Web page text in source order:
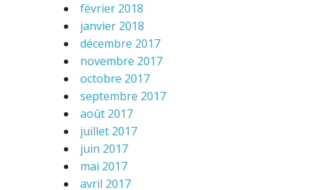
février 2018
janvier 2018
décembre 2017
novembre 2017
octobre 2017
septembre 2017
août 2017
juillet 2017
juin 2017
mai 2017
avril 2017